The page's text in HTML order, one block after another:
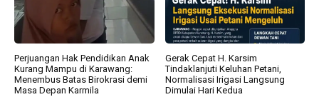
Perjuangan Hak Pendidikan Anak
Kurang Mampu di Karawang:
Menembus Batas Birokrasi demi
Masa Depan Karmila
Gerak Cepat H. Karsim
Tindaklanjuti Keluhan Petani,
Normalisasi Irigasi Langsung
Dimulai Hari Kedua